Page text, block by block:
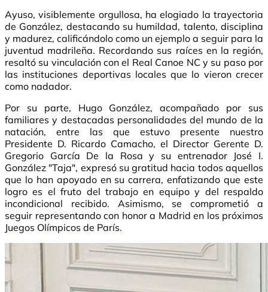
Ayuso, visiblemente orgullosa, ha elogiado la trayectoria
de González, destacando su humildad, talento, disciplina
y madurez, calificándolo como un ejemplo a seguir para la
juventud madrileña. Recordando sus raíces en la región,
resaltó su vinculación con el Real Canoe NC y su paso por
las instituciones deportivas locales que lo vieron crecer
como nadador.
Por su parte, Hugo González, acompañado por sus
familiares y destacadas personalidades del mundo de la
natación, entre las que estuvo presente nuestro
Presidente D. Ricardo Camacho, el Director Gerente D.
Gregorio García De la Rosa y su entrenador José I.
González "Taja", expresó su gratitud hacia todos aquellos
que lo han apoyado en su carrera, enfatizando que este
logro es el fruto del trabajo en equipo y del respaldo
incondicional recibido. Asimismo, se comprometió a
seguir representando con honor a Madrid en los próximos
Juegos Olímpicos de París.